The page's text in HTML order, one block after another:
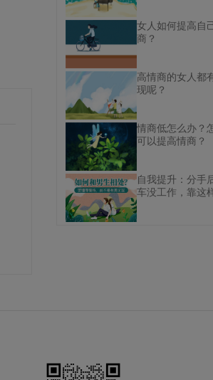
女人如何提高自
商？
高情商的女人都
现呢？
情商低怎么办？
可以提高情商？
自我提升：分手
车没工作，靠这